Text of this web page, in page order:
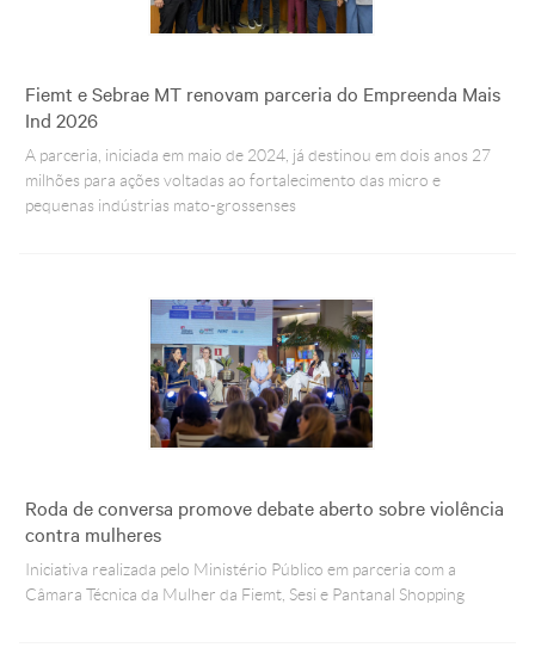
Fiemt e Sebrae MT renovam parceria do Empreenda Mais
Ind 2026
A parceria, iniciada em maio de 2024, já destinou em dois anos 27
milhões para ações voltadas ao fortalecimento das micro e
pequenas indústrias mato-grossenses
Roda de conversa promove debate aberto sobre violência
contra mulheres
Iniciativa realizada pelo Ministério Público em parceria com a
Câmara Técnica da Mulher da Fiemt, Sesi e Pantanal Shopping